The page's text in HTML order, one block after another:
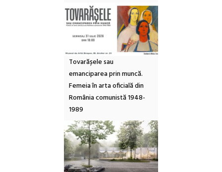
Tovarășele sau
emanciparea prin muncă.
Femeia în arta oficială din
România comunistă 1948-
1989